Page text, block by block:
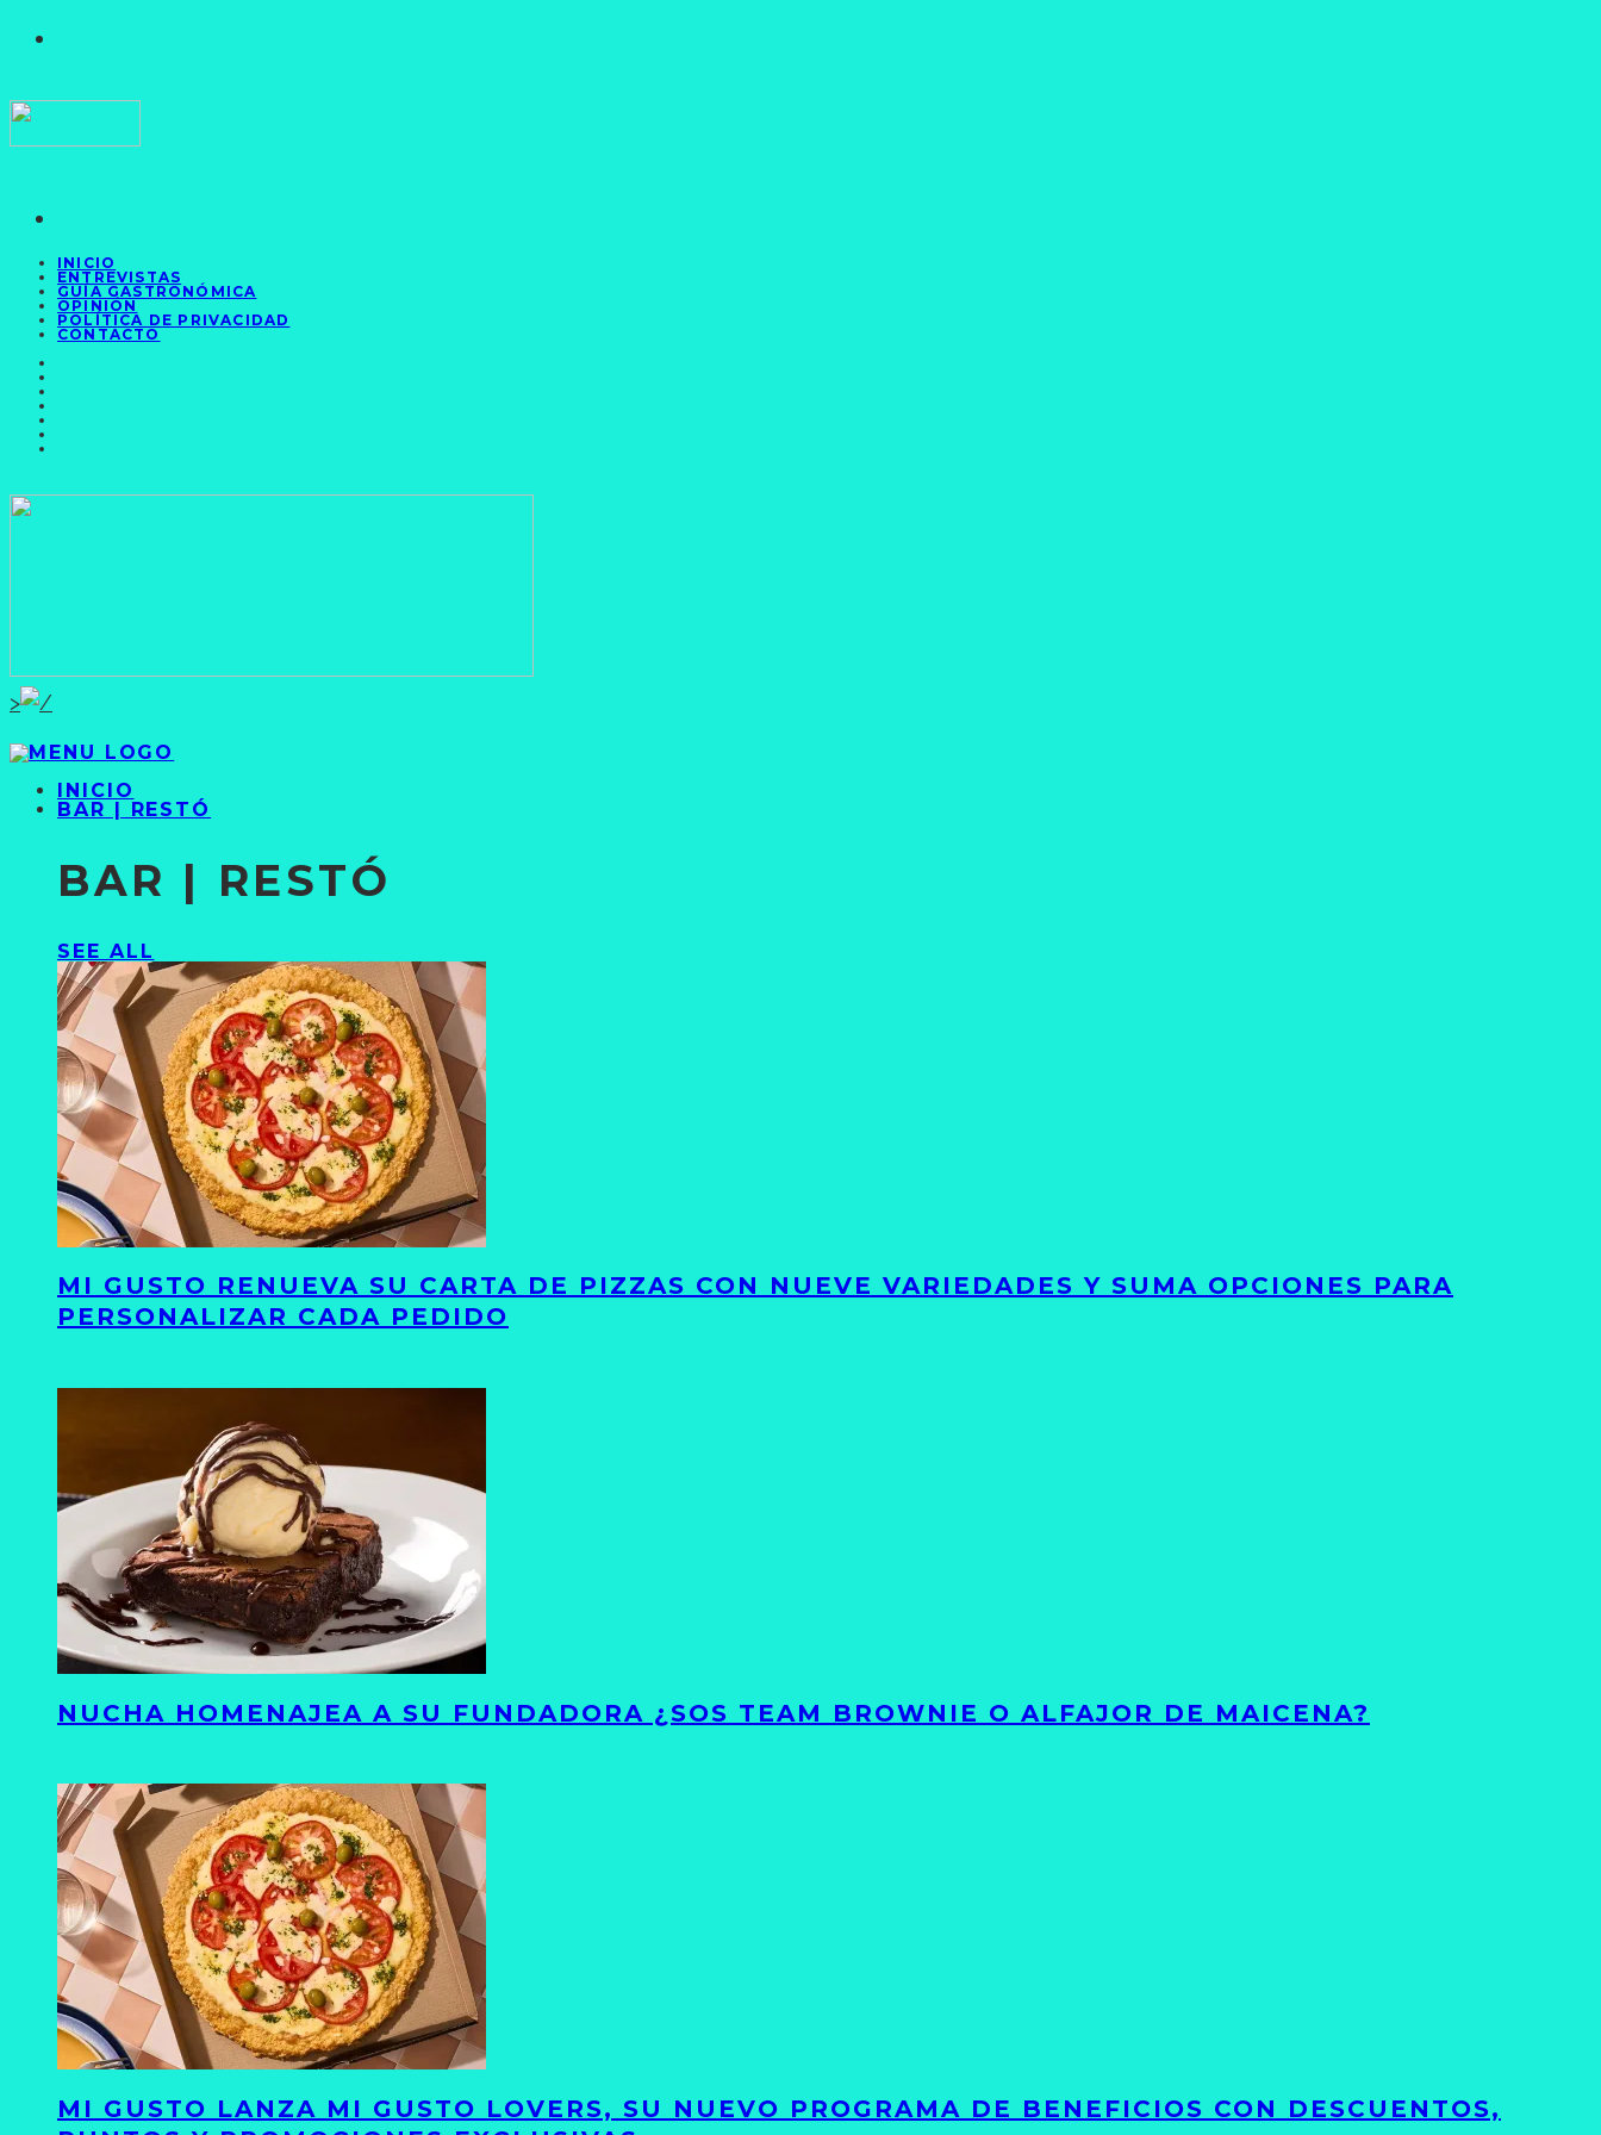
INICIO
ENTREVISTAS
GUÍA GASTRONÓMICA
OPINIÓN
POLÍTICA DE PRIVACIDAD
CONTACTO
>
INICIO
BAR | RESTÓ
BAR | RESTÓ
SEE ALL
MI GUSTO RENUEVA SU CARTA DE PIZZAS CON NUEVE VARIEDADES Y SUMA OPCIONES PARA
PERSONALIZAR CADA PEDIDO
NUCHA HOMENAJEA A SU FUNDADORA ¿SOS TEAM BROWNIE O ALFAJOR DE MAICENA?
MI GUSTO LANZA MI GUSTO LOVERS, SU NUEVO PROGRAMA DE BENEFICIOS CON DESCUENTOS,